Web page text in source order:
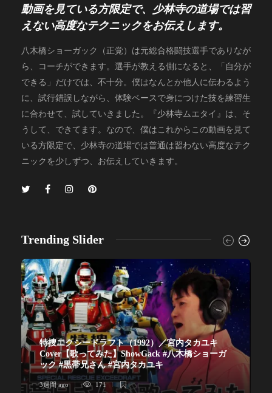
動画を見ている方限定で、少林寺の道場では習
えない高度なテクニックをお伝えします。
八木橋ショーガック（正覚）は元総合格闘技選手でありなが
ら、コーチができます。選手が教える側になると、「自分が
できる」だけでは、不十分。僕はなんとか他人に伝わるよう
に、試行錯誤しながら、体験ベースで身につけた技を練習生
に合わせて、試していきました。『少林寺ムエタイ』は、そ
うして、できてます。なので、僕はこれからこの動画を見て
いる方限定で、少林寺の道場では普通は習わない高度なテク
ニックを少しずつ、お伝えしていきます。
Trending Slider
特捜エクシードラフト（1992）／宮内タカユキ
Cover【歌ってみた】ShowGack #八木橋ショーガ
ック #黒帯兄さん #宮内タカユキ
3週間 ago 171